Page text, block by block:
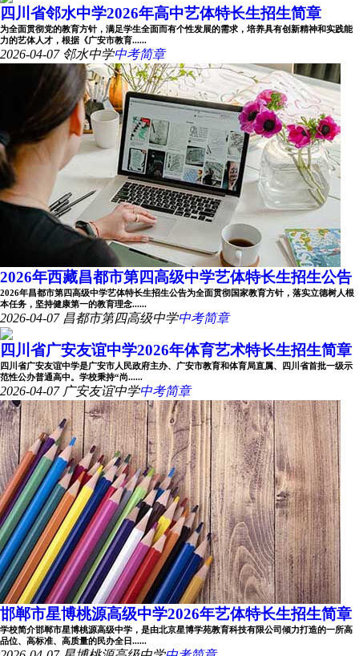
四川省邻水中学2026年高中艺体特长生招生简章
为全面贯彻党的教育方针，满足学生全面而有个性发展的需求，培养具有创新精神和实践能
力的艺体人才，根据《广安市教育......
2026-04-07 邻水中学中考简章
2026年西藏昌都市第四高级中学艺体特长生招生公告
2026年昌都市第四高级中学艺体特长生招生公告为全面贯彻国家教育方针，落实立德树人根
本任务，坚持健康第一的教育理念......
2026-04-07 昌都市第四高级中学中考简章
四川省广安友谊中学2026年体育艺术特长生招生简章
四川省广安友谊中学是广安市人民政府主办、广安市教育和体育局直属、四川省首批一级示
范性公办普通高中。学校秉持“尚......
2026-04-07 广安友谊中学中考简章
邯郸市星博桃源高级中学2026年艺体特长生招生简章
学校简介邯郸市星博桃源高级中学，是由北京星博学苑教育科技有限公司倾力打造的一所高
品位、高标准、高质量的民办全日......